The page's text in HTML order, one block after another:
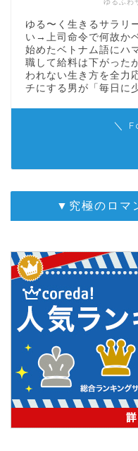
ゆるふわ
ゆる〜く生きるサラリ
い→上司命令で何故か
始めたベトナム語にハ
職して給料は下がった
われない生き方を全力
チにする男が「毎日に
＼
▼究極のロマ